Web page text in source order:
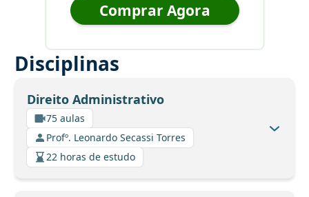
Comprar Agora
Disciplinas
Direito Administrativo
75 aulas
Profº. Leonardo Secassi Torres
22 horas de estudo